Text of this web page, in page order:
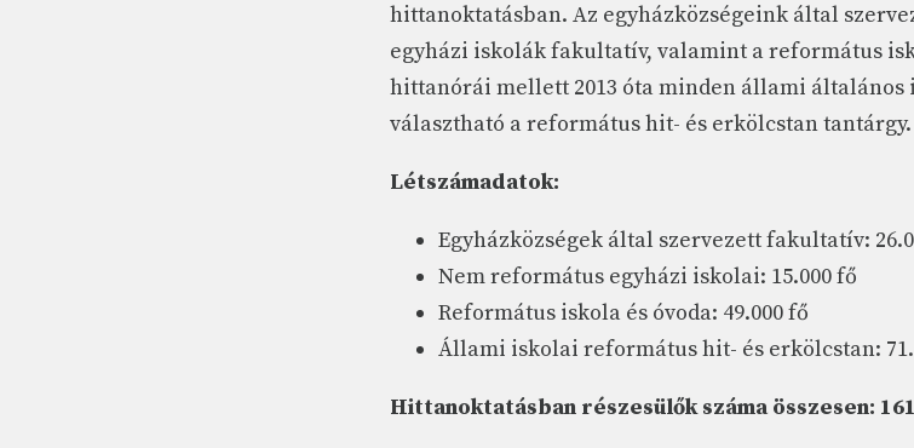
hittanoktatásban. Az egyházközségeink által
egyházi iskolák fakultatív, valamint a református
hittanórái mellett 2013 óta minden állami általános
választható a református hit- és erkölcstan tantárgy.
Létszámadatok:
Egyházközségek által szervezett fakultatív:
Nem református egyházi iskolai: 15.000 fő
Református iskola és óvoda: 49.000 fő
Állami iskolai református hit- és erkölcstan:
Hittanoktatásban részesülők száma összesen: